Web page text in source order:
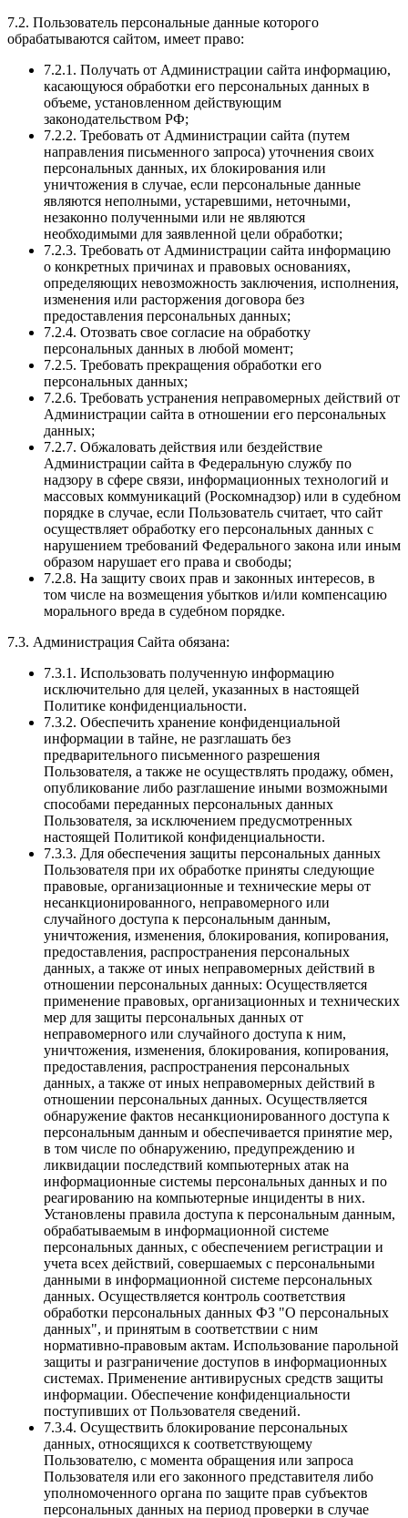
7.2. Пользователь персональные данные которого
обрабатываются сайтом, имеет право:
7.2.1. Получать от Администрации сайта информацию,
касающуюся обработки его персональных данных в
объеме, установленном действующим
законодательством РФ;
7.2.2. Требовать от Администрации сайта (путем
направления письменного запроса) уточнения своих
персональных данных, их блокирования или
уничтожения в случае, если персональные данные
являются неполными, устаревшими, неточными,
незаконно полученными или не являются
необходимыми для заявленной цели обработки;
7.2.3. Требовать от Администрации сайта информацию
о конкретных причинах и правовых основаниях,
определяющих невозможность заключения, исполнения,
изменения или расторжения договора без
предоставления персональных данных;
7.2.4. Отозвать свое согласие на обработку
персональных данных в любой момент;
7.2.5. Требовать прекращения обработки его
персональных данных;
7.2.6. Требовать устранения неправомерных действий от
Администрации сайта в отношении его персональных
данных;
7.2.7. Обжаловать действия или бездействие
Администрации сайта в Федеральную службу по
надзору в сфере связи, информационных технологий и
массовых коммуникаций (Роскомнадзор) или в судебном
порядке в случае, если Пользователь считает, что сайт
осуществляет обработку его персональных данных с
нарушением требований Федерального закона или иным
образом нарушает его права и свободы;
7.2.8. На защиту своих прав и законных интересов, в
том числе на возмещения убытков и/или компенсацию
морального вреда в судебном порядке.
7.3. Администрация Сайта обязана:
7.3.1. Использовать полученную информацию
исключительно для целей, указанных в настоящей
Политике конфиденциальности.
7.3.2. Обеспечить хранение конфиденциальной
информации в тайне, не разглашать без
предварительного письменного разрешения
Пользователя, а также не осуществлять продажу, обмен,
опубликование либо разглашение иными возможными
способами переданных персональных данных
Пользователя, за исключением предусмотренных
настоящей Политикой конфиденциальности.
7.3.3. Для обеспечения защиты персональных данных
Пользователя при их обработке приняты следующие
правовые, организационные и технические меры от
несанкционированного, неправомерного или
случайного доступа к персональным данным,
уничтожения, изменения, блокирования, копирования,
предоставления, распространения персональных
данных, а также от иных неправомерных действий в
отношении персональных данных: Осуществляется
применение правовых, организационных и технических
мер для защиты персональных данных от
неправомерного или случайного доступа к ним,
уничтожения, изменения, блокирования, копирования,
предоставления, распространения персональных
данных, а также от иных неправомерных действий в
отношении персональных данных. Осуществляется
обнаружение фактов несанкционированного доступа к
персональным данным и обеспечивается принятие мер,
в том числе по обнаружению, предупреждению и
ликвидации последствий компьютерных атак на
информационные системы персональных данных и по
реагированию на компьютерные инциденты в них.
Установлены правила доступа к персональным данным,
обрабатываемым в информационной системе
персональных данных, с обеспечением регистрации и
учета всех действий, совершаемых с персональными
данными в информационной системе персональных
данных. Осуществляется контроль соответствия
обработки персональных данных ФЗ "О персональных
данных", и принятым в соответствии с ним
нормативно-правовым актам. Использование парольной
защиты и разграничение доступов в информационных
системах. Применение антивирусных средств защиты
информации. Обеспечение конфиденциальности
поступивших от Пользователя сведений.
7.3.4. Осуществить блокирование персональных
данных, относящихся к соответствующему
Пользователю, с момента обращения или запроса
Пользователя или его законного представителя либо
уполномоченного органа по защите прав субъектов
персональных данных на период проверки в случае